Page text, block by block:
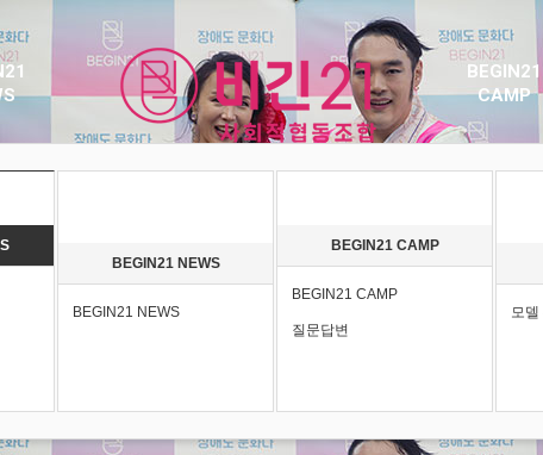
BEGIN21
CAMP
BEGIN21 NEWS
BEGIN21 NEWS
BEGIN21 CAMP
BEGIN21 CAMP
질문답변
모델